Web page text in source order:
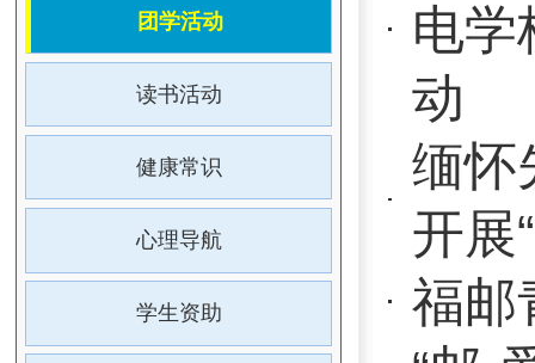
健康常识
心理导航
学生资助
继续教育
温暖集体
班主任工作室
缅怀先烈
开展“追寻
福邮青年说
“邮·爱”
校召开学
拗九传孝
校开展“我